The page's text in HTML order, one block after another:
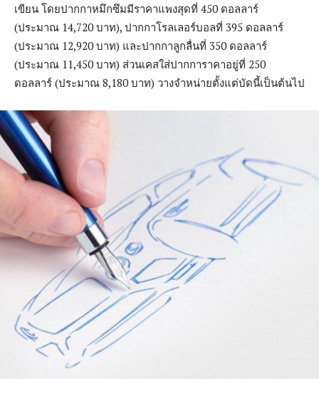
เขียน โดยปากกาหมึกซึมมีราคาแพงสุดที่ 450 ดอลลาร์
(ประมาณ 14,720 บาท), ปากกาโรลเลอร์บอลที่ 395 ดอลลาร์
(ประมาณ 12,920 บาท) และปากกาลูกลื่นที่ 350 ดอลลาร์
(ประมาณ 11,450 บาท) ส่วนเคสใส่ปากการาคาอยู่ที่ 250
ดอลลาร์ (ประมาณ 8,180 บาท) วางจำหน่ายตั้งแต่บัดนี้เป็นต้นไป